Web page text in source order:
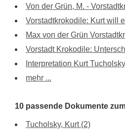
Von der Grün, M. -
Vorstadtkrokodile: Kurt will
Max von der Grün
Vorstadt Krokodile:
Interpretation Kurt
mehr ...
10 passende Dokumente
Tucholsky, Kurt (2)